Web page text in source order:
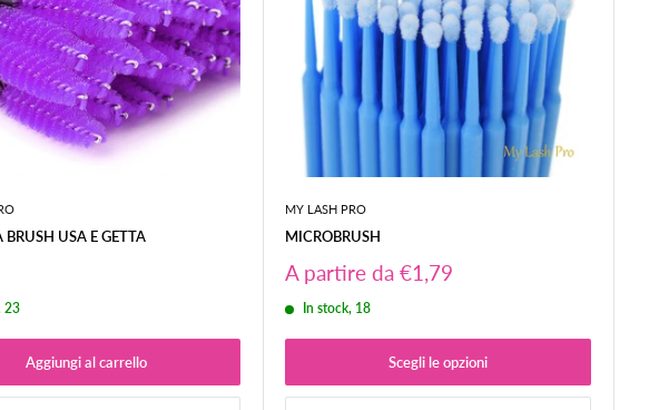
BRUSH USA E GETTA
23
Aggiungi al carrello
MY LASH PRO
MICROBRUSH
Prezzo
scontato
A partire da €1,79
In stock, 18
Scegli le opzioni